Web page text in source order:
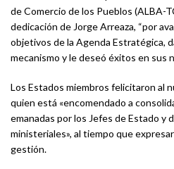
de Comercio de los Pueblos (ALBA-
dedicación de Jorge Arreaza, “por
objetivos de la Agenda Estratégica,
mecanismo y le deseó éxitos en sus
Los Estados miembros felicitaron al
quien está «encomendado a
emanadas por los Jefes de Estado y
ministeriales», al tiempo que
gestión.